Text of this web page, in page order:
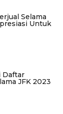
Selama
Untuk
Daftar
JFK 2023